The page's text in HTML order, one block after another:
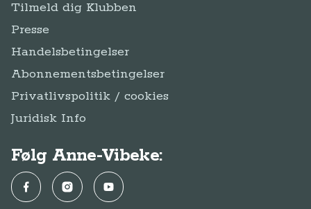
Tilmeld dig Klubben
Presse
Handelsbetingelser
Abonnementsbetingelser
Privatlivspolitik / cookies
Juridisk Info
Følg Anne-Vibeke:
FacebookInstagramYouTube